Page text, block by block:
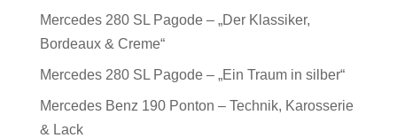
Mercedes 280 SL Pagode – „Der Klassiker,
Bordeaux & Creme“
Mercedes 280 SL Pagode – „Ein Traum in silber“
Mercedes Benz 190 Ponton – Technik, Karosserie
& Lack